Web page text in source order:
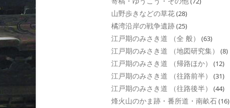
山野歩きなどの草花(28)
橘湾沿岸の戦争遺跡(25)
江戸期のみさき道 （全 般） (63)
江戸期のみさき道 （地図研究集） (8)
江戸期のみさき道 （帰路ほか） (12)
江戸期のみさき道 （往路前半） (31)
江戸期のみさき道 （往路後半） (44)
烽火山のかま跡・番所道・南畝石(16)